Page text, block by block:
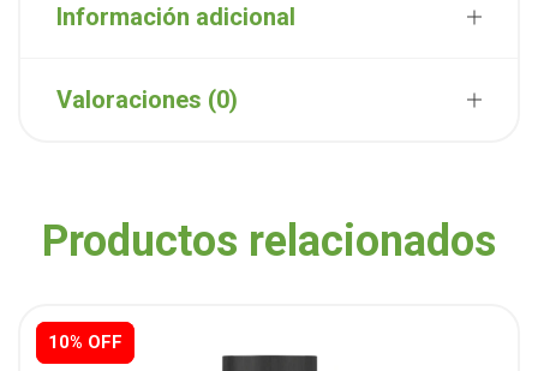
Información adicional
Valoraciones (0)
Productos relacionados
10% OFF
10% OFF